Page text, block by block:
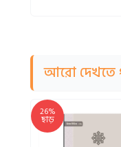
আরো দেখতে
26%
ছাড়